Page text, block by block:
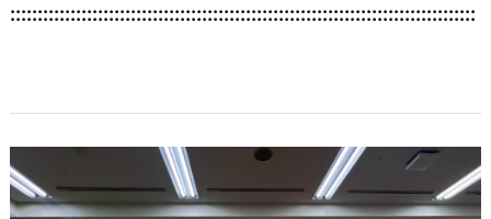
:::::::::::::::::::::::::::::::::::::::::::::::::::::::::::::::::::::::::::::::::::::